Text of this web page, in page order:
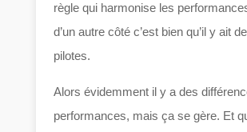
règle qui harmonise les
d’un autre côté c’est bien qu’il y ait
pilotes.
Alors évidemment il y a des
performances, mais ça se gère. Et